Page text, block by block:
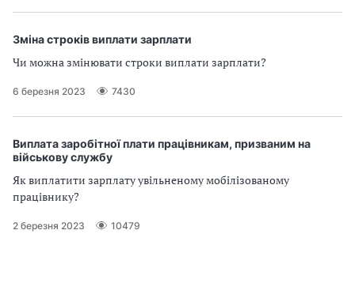
Зміна строків виплати зарплати
Чи можна змінювати строки виплати зарплати?
6 березня 2023 7430
Виплата заробітної плати працівникам, призваним на
військову службу
Як виплатити зарплату увільненому мобілізованому
працівнику?
2 березня 2023 10479